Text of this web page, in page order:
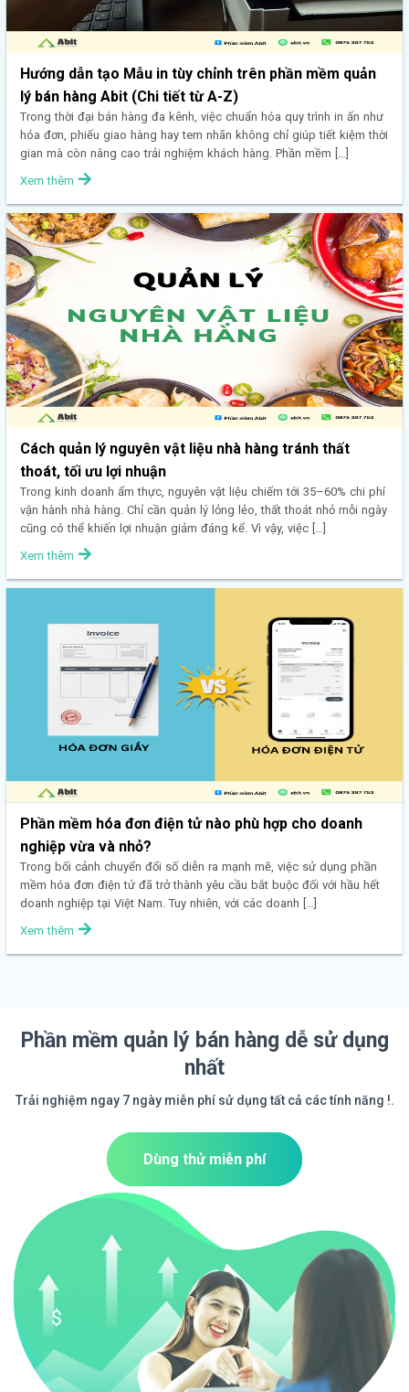
Hướng dẫn tạo Mẫu in tùy chỉnh trên phần mềm quản
lý bán hàng Abit (Chi tiết từ A-Z)
Trong thời đại bán hàng đa kênh, việc chuẩn hóa quy trình in ấn như
hóa đơn, phiếu giao hàng hay tem nhãn không chỉ giúp tiết kiệm thời
gian mà còn nâng cao trải nghiệm khách hàng. Phần mềm […]
Xem thêm
Cách quản lý nguyên vật liệu nhà hàng tránh thất
thoát, tối ưu lợi nhuận
Trong kinh doanh ẩm thực, nguyên vật liệu chiếm tới 35–60% chi phí
vận hành nhà hàng. Chỉ cần quản lý lỏng lẻo, thất thoát nhỏ mỗi ngày
cũng có thể khiến lợi nhuận giảm đáng kể. Vì vậy, việc […]
Xem thêm
Phần mềm hóa đơn điện tử nào phù hợp cho doanh
nghiệp vừa và nhỏ?
Trong bối cảnh chuyển đổi số diễn ra mạnh mẽ, việc sử dụng phần
mềm hóa đơn điện tử đã trở thành yêu cầu bắt buộc đối với hầu hết
doanh nghiệp tại Việt Nam. Tuy nhiên, với các doanh […]
Xem thêm
Phần mềm quản lý bán hàng dễ sử dụng
nhất
Trải nghiệm ngay 7 ngày miễn phí sử dụng tất cả các tính năng !.
Dùng thử miễn phí